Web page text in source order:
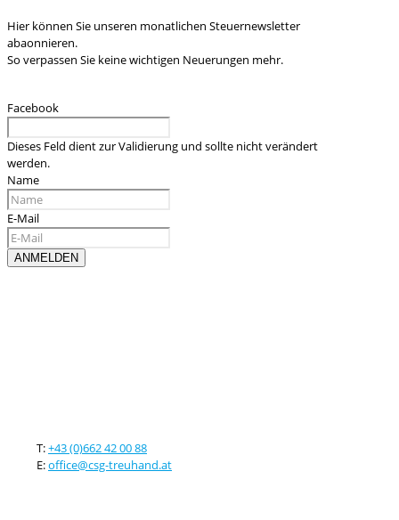
Hier können Sie unseren monatlichen Steuernewsletter
abaonnieren.
So verpassen Sie keine wichtigen Neuerungen mehr.
Facebook
Dieses Feld dient zur Validierung und sollte nicht verändert
werden.
Name
E-Mail
T:+43 (0)662 42 00 88
E:office@csg-treuhand.at